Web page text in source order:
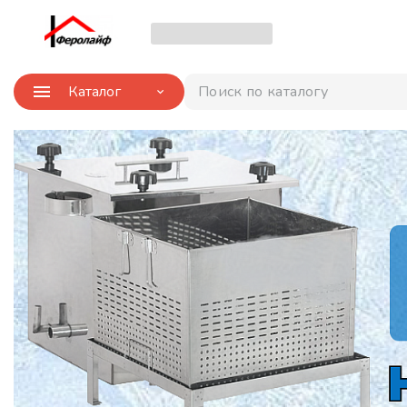
Каталог Поиск по каталогу